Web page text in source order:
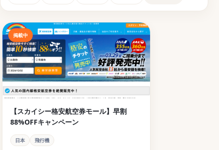
掲載中
【スカイシー格安航空券モール】早割
88%OFFキャンペーン
日本 飛行機